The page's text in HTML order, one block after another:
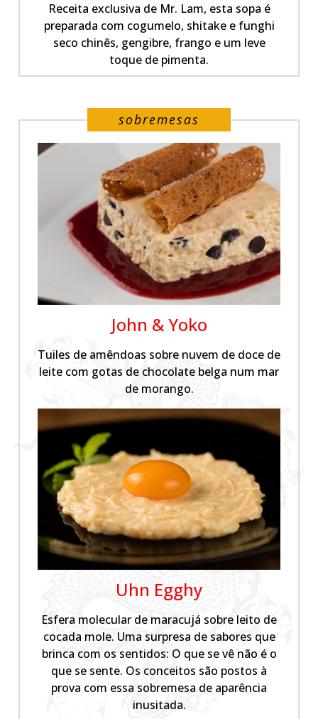
Receita exclusiva de Mr. Lam, esta sopa é
preparada com cogumelo, shitake e funghi
seco chinês, gengibre, frango e um leve
toque de pimenta.
sobremesas
John & Yoko
Tuiles de amêndoas sobre nuvem de doce de
leite com gotas de chocolate belga num mar
de morango.
Uhn Egghy
Esfera molecular de maracujá sobre leito de
cocada mole. Uma surpresa de sabores que
brinca com os sentidos: O que se vê não é o
que se sente. Os conceitos são postos à
prova com essa sobremesa de aparência
inusitada.